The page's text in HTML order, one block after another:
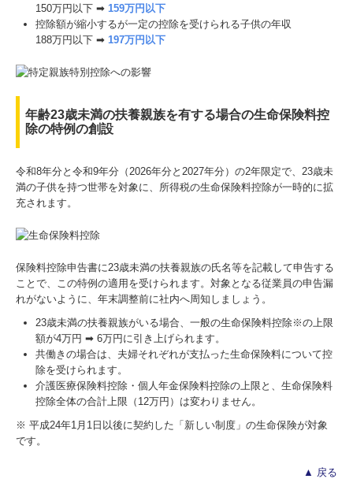
150万円以下 ➡ 159万円以下
控除額が縮小するが一定の控除を受けられる子供の年収
188万円以下 ➡ 197万円以下
年齢23歳未満の扶養親族を有する場合の生命保険料控
除の特例の創設
令和8年分と令和9年分（2026年分と2027年分）の2年限定で、23歳未
満の子供を持つ世帯を対象に、所得税の生命保険料控除が一時的に拡
充されます。
保険料控除申告書に23歳未満の扶養親族の氏名等を記載して申告する
ことで、この特例の適用を受けられます。対象となる従業員の申告漏
れがないように、年末調整前に社内へ周知しましょう。
23歳未満の扶養親族がいる場合、一般の生命保険料控除※の上限
額が4万円 ➡ 6万円に引き上げられます。
共働きの場合は、夫婦それぞれが支払った生命保険料について控
除を受けられます。
介護医療保険料控除・個人年金保険料控除の上限と、生命保険料
控除全体の合計上限（12万円）は変わりません。
※ 平成24年1月1日以後に契約した「新しい制度」の生命保険が対象
です。
▲ 戻る